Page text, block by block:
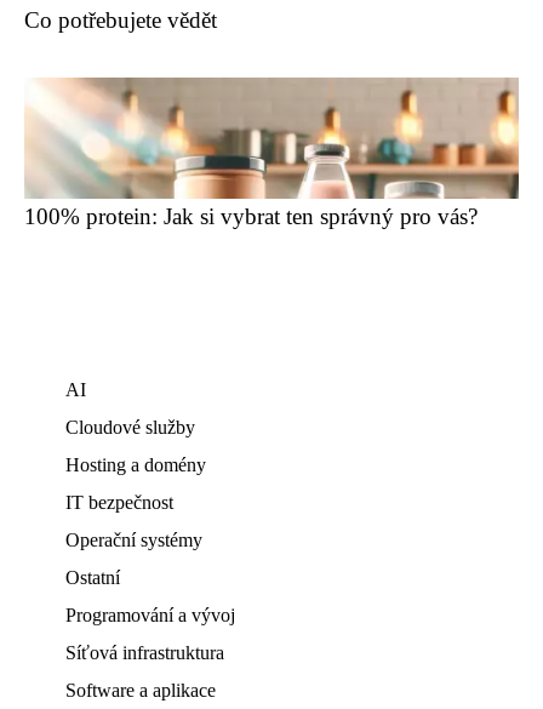
Co potřebujete vědět
100% protein: Jak si vybrat ten správný pro vás?
AI
Cloudové služby
Hosting a domény
IT bezpečnost
Operační systémy
Ostatní
Programování a vývoj
Síťová infrastruktura
Software a aplikace